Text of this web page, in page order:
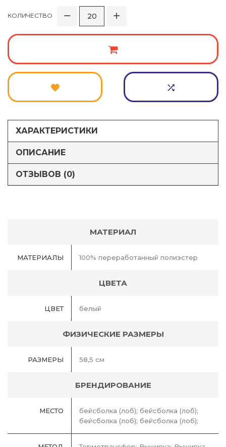
КОЛИЧЕСТВО
ХАРАКТЕРИСТИКИ
ОПИСАНИЕ
ОТЗЫВОВ (0)
МАТЕРИАЛ
МАТЕРИАЛЫ 100% переработанный полиэстер
ЦВЕТА
ЦВЕТ белый
ФИЗИЧЕСКИЕ РАЗМЕРЫ
РАЗМЕРЫ 58,5 см
БРЕНДИРОВАНИЕ
МЕСТО
бейсболка (лоб); бейсболка (лоб);
бейсболка (лоб); бейсболка (лоб);